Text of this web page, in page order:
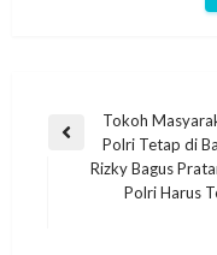
Tokoh
Polri Tetap di
Rizky Bagus
Polri Harus